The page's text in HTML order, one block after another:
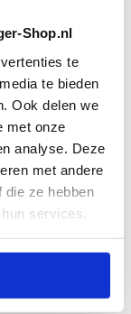
Shop.nl
te
te bieden
Ook delen we
met onze
analyse. Deze
met andere
die ze hebben
services.